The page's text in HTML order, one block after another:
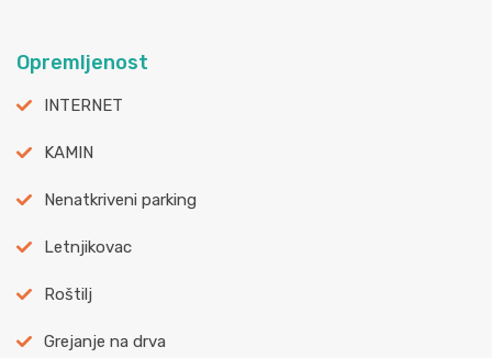
Opremljenost
INTERNET
KAMIN
Nenatkriveni parking
Letnjikovac
Roštilj
Grejanje na drva